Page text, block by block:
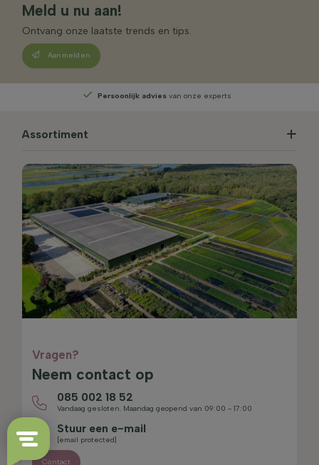
Meld u nu aan!
Ontvang onze laatste trends en tips.
Aanmelden
Persoonlijk advies van onze experts
Assortiment
Vragen?
Neem contact op
085 002 18 52
Vandaag gesloten. Maandag geopend van 09:00 - 17:00
Stuur een e-mail
[email protected]
Contact